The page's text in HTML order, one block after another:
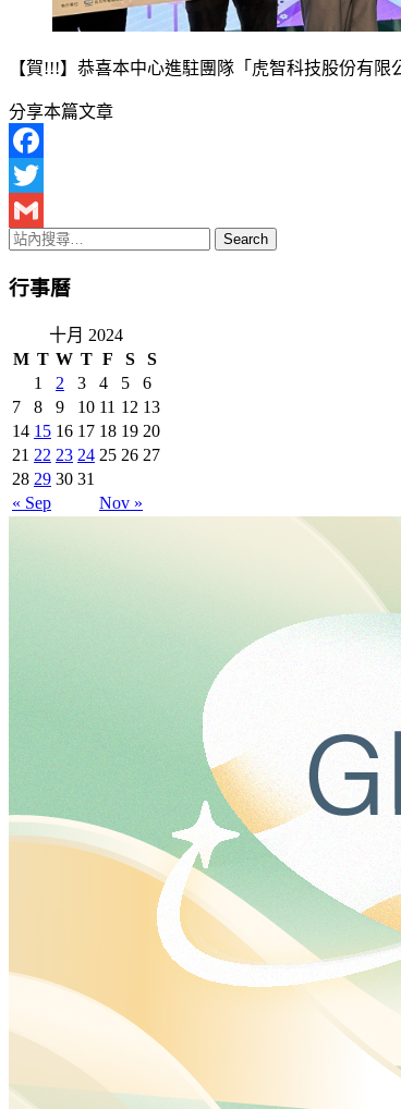
【賀!!!】恭喜本中心進駐團隊「虎智科技股份有限
分享本篇文章
Facebook
Twitter
Gmail
行事曆
十月 2024
M T W T F S S
« Sep Nov »
1 2 3 4 5
6
7
8 9 10 11 12 13
14 15 16 17 18 19 20
21 22 23 24 25 26 27
28 29 30 31